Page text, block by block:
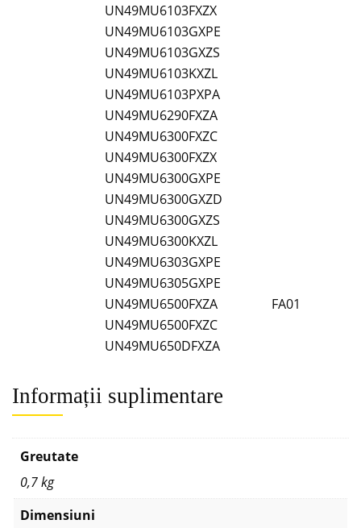
UN49MU6103FXZX
UN49MU6103GXPE
UN49MU6103GXZS
UN49MU6103KXZL
UN49MU6103PXPA
UN49MU6290FXZA
UN49MU6300FXZC
UN49MU6300FXZX
UN49MU6300GXPE
UN49MU6300GXZD
UN49MU6300GXZS
UN49MU6300KXZL
UN49MU6303GXPE
UN49MU6305GXPE
UN49MU6500FXZA
FA01
UN49MU6500FXZC
UN49MU650DFXZA
Informații suplimentare
Greutate
0,7 kg
Dimensiuni